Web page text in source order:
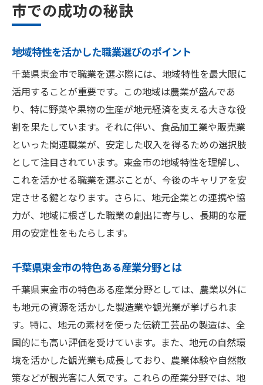
市での成功の秘訣
地域特性を活かした職業選びのポイント
千葉県東金市で職業を選ぶ際には、地域特性を最大限に
活用することが重要です。この地域は農業が盛んであ
り、特に野菜や果物の生産が地元経済を支える大きな役
割を果たしています。それに伴い、食品加工業や販売業
といった関連職業が、安定した収入を得るための選択肢
として注目されています。東金市の地域特性を理解し、
これを活かせる職業を選ぶことが、今後のキャリアを安
定させる鍵となります。さらに、地元企業との連携や協
力が、地域に根ざした職業の創出に寄与し、長期的な雇
用の安定性をもたらします。
千葉県東金市の特色ある産業分野とは
千葉県東金市の特色ある産業分野としては、農業以外に
も地元の資源を活かした製造業や観光業が挙げられま
す。特に、地元の素材を使った伝統工芸品の製造は、全
国的にも高い評価を受けています。また、地元の自然環
境を活かした観光業も成長しており、農業体験や自然散
策などが観光客に人気です。これらの産業分野では、地